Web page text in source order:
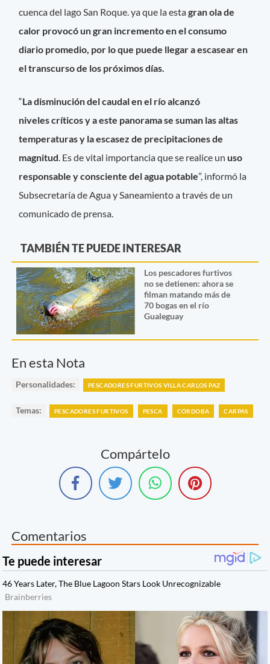
cuenca del lago San Roque. ya que la estagran ola de
calor provocó un gran incremento en el consumo
diario promedio, por lo que puede llegar a escasear en
el transcurso de los próximos días.
“La disminución del caudal en el río alcanzó
niveles críticos y a este panorama se suman las altas
temperaturas y la escasez de precipitaciones de
magnitud. Es de vital importancia que se realice un uso
responsable y consciente del agua potable”, informó la
Subsecretaría de Agua y Saneamiento a través de un
comunicado de prensa.
TAMBIÉN TE PUEDE INTERESAR
Los pescadores furtivos
no se detienen: ahora se
filman matando más de
70 bogas en el río
Gualeguay
En esta Nota
Personalidades: PESCADORES FURTIVOS VILLA CARLOS PAZ
Temas: PESCADORES FURTIVOS PESCA CÓRDOBA CARPAS
Compártelo
Comentarios